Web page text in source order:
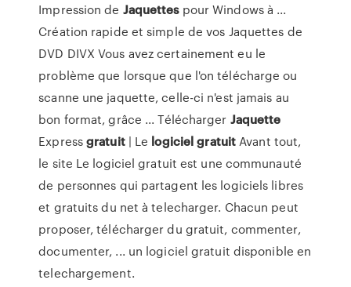
Impression de Jaquettespour Windows à ...
Création rapide et simple de vos Jaquettes de
DVD DIVX Vous avez certainement eu le
problème que lorsque que l'on télécharge ou
scanne une jaquette, celle-ci n'est jamais au
bon format, grâce ... Télécharger Jaquette
Expressgratuit| Le logiciel gratuitAvant tout,
le site Le logiciel gratuit est une communauté
de personnes qui partagent les logiciels libres
et gratuits du net à telecharger. Chacun peut
proposer, télécharger du gratuit, commenter,
documenter, ... un logiciel gratuit disponible en
telechargement.